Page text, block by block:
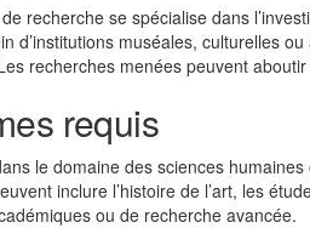
recherche se spécialise dans
d’institutions muséales, culturelles
recherches menées peuvent
requis
le domaine des sciences
inclure l’histoire de l’art, les
ou de recherche avancée.